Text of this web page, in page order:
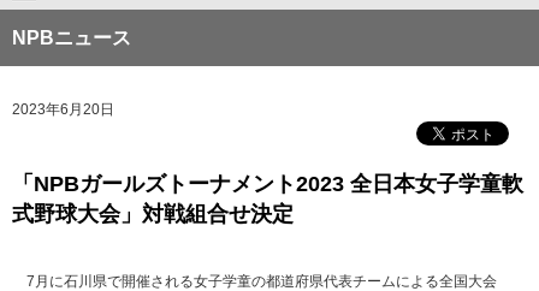
NPBニュース
2023年6月20日
「NPBガールズトーナメント2023 全日本女子学童軟
式野球大会」対戦組合せ決定
7月に石川県で開催される女子学童の都道府県代表チームによる全国大会